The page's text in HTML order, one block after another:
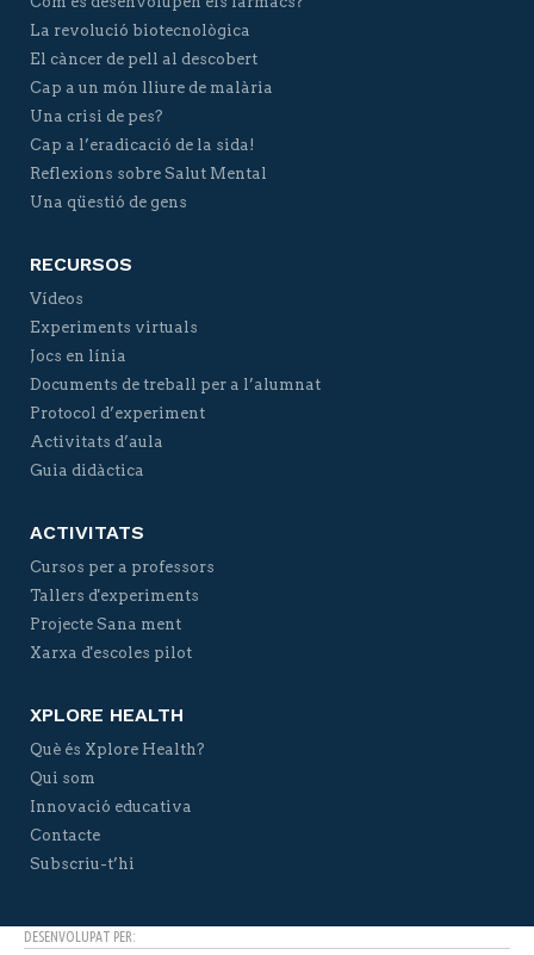
La revolució biotecnològica
El càncer de pell al descobert
Cap a un món lliure de malària
Una crisi de pes?
Cap a l’eradicació de la sida!
Reflexions sobre Salut Mental
Una qüestió de gens
RECURSOS
Vídeos
Experiments virtuals
Jocs en línia
Documents de treball per a l’alumnat
Protocol d’experiment
Activitats d’aula
Guia didàctica
ACTIVITATS
Cursos per a professors
Tallers d'experiments
Projecte Sana ment
Xarxa d'escoles pilot
XPLORE HEALTH
Què és Xplore Health?
Qui som
Innovació educativa
Contacte
Subscriu-t’hi
DESENVOLUPAT PER: